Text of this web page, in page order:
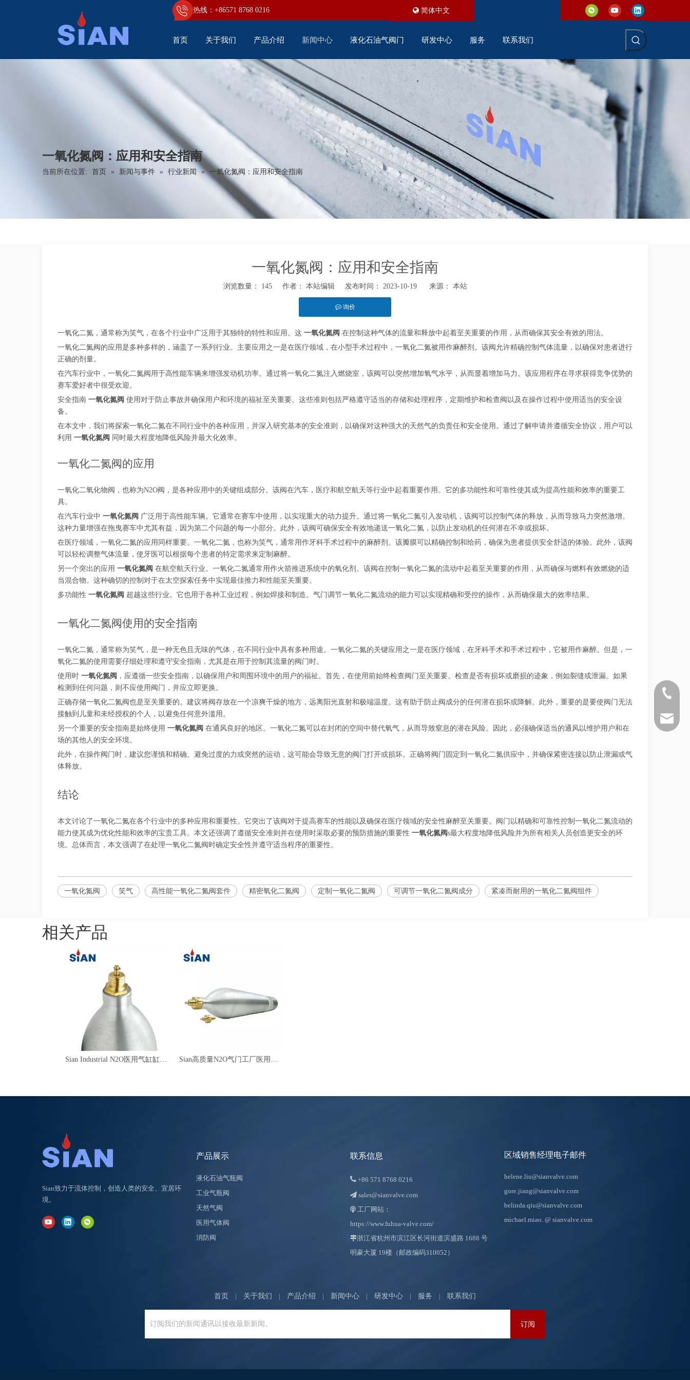
热线：+86571 8768 0216 简体中文
首页 关于我们 产品介绍 新闻中心 液化石油气阀门 研发中心 服务 联系我们
一氧化氮阀：应用和安全指南
当前所在位置: 首页 » 新闻与事件 » 行业新闻 » 一氧化氮阀：应用和安全指南
一氧化氮阀：应用和安全指南
浏览数量： 145作者： 本站编辑 发布时间： 2023-10-19 来源： 本站
询价
["facebook","twitter","line","wechat","linkedin","pinterest","whatsapp"]
一氧化二氮，通常称为笑气，在各个行业中广泛用于其独特的特性和应用。这 一氧化氮阀 在控制这种气体的流量和释放中起着至关重要的作用，从而确保其安全有效的用法。
一氧化二氮阀的应用是多种多样的，涵盖了一系列行业。主要应用之一是在医疗领域，在小型手术过程中，一氧化二氮被用作麻醉剂。该阀允许精确控制气体流量，以确保对患者进行
正确的剂量。
在汽车行业中，一氧化二氮阀用于高性能车辆来增强发动机功率。通过将一氧化二氮注入燃烧室，该阀可以突然增加氧气水平，从而显着增加马力。该应用程序在寻求获得竞争优势的
赛车爱好者中很受欢迎。
安全指南 一氧化氮阀 使用对于防止事故并确保用户和环境的福祉至关重要。这些准则包括严格遵守适当的存储和处理程序，定期维护和检查阀以及在操作过程中使用适当的安全设
备。
在本文中，我们将探索一氧化二氮在不同行业中的各种应用，并深入研究基本的安全准则，以确保对这种强大的天然气的负责任和安全使用。通过了解申请并遵循安全协议，用户可以
利用 一氧化氮阀 同时最大程度地降低风险并最大化效率。
一氧化二氮阀的应用
一氧化二氧化物阀，也称为N2O阀，是各种应用中的关键组成部分。该阀在汽车，医疗和航空航天等行业中起着重要作用。它的多功能性和可靠性使其成为提高性能和效率的重要工
具。
在汽车行业中 一氧化氮阀 广泛用于高性能车辆。它通常在赛车中使用，以实现重大的动力提升。通过将一氧化二氮引入发动机，该阀可以控制气体的释放，从而导致马力突然激增。
这种力量增强在拖曳赛车中尤其有益，因为第二个问题的每一小部分。此外，该阀可确保安全有效地递送一氧化二氮，以防止发动机的任何潜在不幸或损坏。
在医疗领域，一氧化二氮的应用同样重要。一氧化二氮，也称为笑气，通常用作牙科手术过程中的麻醉剂。该瓣膜可以精确控制和给药，确保为患者提供安全舒适的体验。此外，该阀
可以轻松调整气体流量，使牙医可以根据每个患者的特定需求来定制麻醉。
另一个突出的应用 一氧化氮阀 在航空航天行业。一氧化二氮通常用作火箭推进系统中的氧化剂。该阀在控制一氧化二氮的流动中起着至关重要的作用，从而确保与燃料有效燃烧的适
当混合物。这种确切的控制对于在太空探索任务中实现最佳推力和性能至关重要。
多功能性 一氧化氮阀 超越这些行业。它也用于各种工业过程，例如焊接和制造。气门调节一氧化二氮流动的能力可以实现精确和受控的操作，从而确保最大的效率结果。
一氧化二氮阀使用的安全指南
一氧化二氮，通常称为笑气，是一种无色且无味的气体，在不同行业中具有多种用途。一氧化二氮的关键应用之一是在医疗领域，在牙科手术和手术过程中，它被用作麻醉。但是，一
氧化二氮的使用需要仔细处理和遵守安全指南，尤其是在用于控制其流量的阀门时。
使用时 一氧化氮阀 ，应遵循一些安全指南，以确保用户和周围环境中的用户的福祉。首先，在使用前始终检查阀门至关重要。检查是否有损坏或磨损的迹象，例如裂缝或泄漏。如果
检测到任何问题，则不应使用阀门，并应立即更换。
正确存储一氧化二氮阀也是至关重要的。建议将阀存放在一个凉爽干燥的地方，远离阳光直射和极端温度。这有助于防止阀成分的任何潜在损坏或降解。此外，重要的是要使阀门无法
接触到儿童和未经授权的个人，以避免任何意外滥用。
另一个重要的安全指南是始终使用 一氧化氮阀 在通风良好的地区。一氧化二氮可以在封闭的空间中替代氧气，从而导致窒息的潜在风险。因此，必须确保适当的通风以维护用户和在
场的其他人的安全环境。
此外，在操作阀门时，建议您谨慎和精确。避免过度的力或突然的运动，这可能会导致无意的阀门打开或损坏。正确将阀门固定到一氧化二氮供应中，并确保紧密连接以防止泄漏或气
体释放。
结论
本文讨论了一氧化二氮在各个行业中的多种应用和重要性。它突出了该阀对于提高赛车的性能以及确保在医疗领域的安全性麻醉至关重要。阀门以精确和可靠性控制一氧化二氮流动的
能力使其成为优化性能和效率的宝贵工具。本文还强调了遵循安全准则并在使用时采取必要的预防措施的重要性 一氧化氮阀s最大程度地降低风险并为所有相关人员创造更安全的环
境。总体而言，本文强调了在处理一氧化二氮阀时确定安全性并遵守适当程序的重要性。
一氧化氮阀 笑气 高性能一氧化二氮阀套件 精密氧化二氮阀 定制一氧化二氮阀 可调节一氧化二氮阀成分 紧凑而耐用的一氧化二氮阀组件
相关产品
Sian Industrial N2O医用气缸缸一氧化二氮阀 Sian高质量N2O气门工厂医用一氧化二氮气缸阀
Sian致力于流体控制，创造人类的安全、宜居环
境。
产品展示
液化石油气瓶阀
工业气瓶阀
天然气阀
医用气体阀
消防阀
+86 571
联系信息
 +86 571 8768 0216
 sales@sianvalve.com
 工厂网站：
https://www.fuhua-valve.com/
浙江省杭州市滨江区长河街道滨盛路 1688 号
明豪大厦 19楼（邮政编码310052）
区域销售经理电子邮件
helene.liu@sianvalve.com
gore.jiang@sianvalve.com
belinda.qiu@sianvalve.com
michael.miao. @ sianvalve.com
首页 | 关于我们 | 产品介绍 | 新闻中心 | 研发中心 | 服务 | 联系我们
订阅